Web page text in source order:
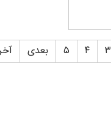
۳ ۴ ۵ بعدی